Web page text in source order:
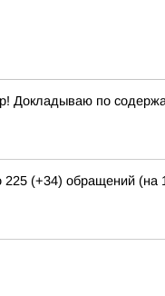
по
225 (+34) обращений (на